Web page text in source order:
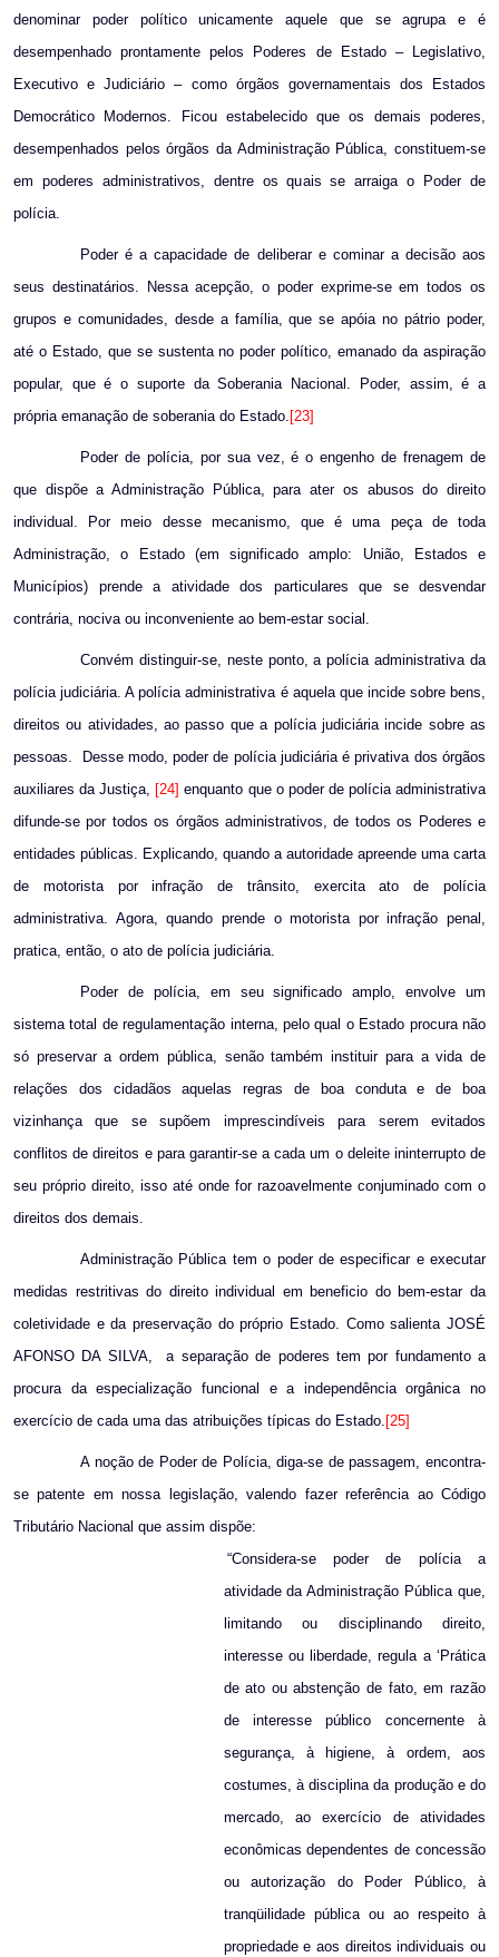
denominar poder político unicamente aquele que se agrupa e é
desempenhado prontamente pelos Poderes de Estado – Legislativo,
Executivo e Judiciário – como órgãos governamentais dos Estados
Democrático Modernos. Ficou estabelecido que os demais poderes,
desempenhados pelos órgãos da Administração Pública, constituem-se
em poderes administrativos, dentre os quais se arraiga o Poder de
polícia.
Poder é a capacidade de deliberar e cominar a decisão aos
seus destinatários. Nessa acepção, o poder exprime-se em todos os
grupos e comunidades, desde a família, que se apóia no pátrio poder,
até o Estado, que se sustenta no poder político, emanado da aspiração
popular, que é o suporte da Soberania Nacional. Poder, assim, é a
própria emanação de soberania do Estado. [23]
Poder de polícia, por sua vez, é o engenho de frenagem de
que dispõe a Administração Pública, para ater os abusos do direito
individual. Por meio desse mecanismo, que é uma peça de toda
Administração, o Estado (em significado amplo: União, Estados e
Municípios) prende a atividade dos particulares que se desvendar
contrária, nociva ou inconveniente ao bem-estar social.
Convém distinguir-se, neste ponto, a polícia administrativa da
polícia judiciária. A polícia administrativa é aquela que incide sobre bens,
direitos ou atividades, ao passo que a polícia judiciária incide sobre as
pessoas.
Desse modo, poder de polícia judiciária é privativa dos órgãos
auxiliares da Justiça, [24] enquanto que o poder de polícia administrativa
difunde-se por todos os órgãos administrativos, de todos os Poderes e
entidades públicas. Explicando, quando a autoridade apreende uma carta
de motorista por infração de trânsito, exercita ato de polícia
administrativa. Agora, quando prende o motorista por infração penal,
pratica, então, o ato de polícia judiciária.
Poder de polícia, em seu significado amplo, envolve um
sistema total de regulamentação interna, pelo qual o Estado procura não
só preservar a ordem pública, senão também instituir para a vida de
relações dos cidadãos aquelas regras de boa conduta e de boa
vizinhança que se supõem imprescindíveis para serem evitados
conflitos de direitos e para garantir-se a cada um o deleite ininterrupto de
seu próprio direito, isso até onde for razoavelmente conjuminado com o
direitos dos demais.
Administração Pública tem o poder de especificar e executar
medidas restritivas do direito individual em beneficio do bem-estar da
coletividade e da preservação do próprio Estado. Como salienta JOSÉ
AFONSO DA SILVA,
a separação de poderes tem por fundamento a
procura da especialização funcional e a independência orgânica no
exercício de cada uma das atribuições típicas do Estado. [25]
A noção de Poder de Polícia, diga-se de passagem, encontra-
se patente em nossa legislação, valendo fazer referência ao Código
Tributário Nacional que assim dispõe:
“Considera-se poder de polícia a
atividade da Administração Pública que,
limitando ou disciplinando direito,
interesse ou liberdade, regula a ‘Prática
de ato ou abstenção de fato, em razão
de interesse público concernente à
segurança, à higiene, à ordem, aos
costumes, à disciplina da produção e do
mercado, ao exercício de atividades
econômicas dependentes de concessão
ou autorização do Poder Público, à
tranqüilidade pública ou ao respeito à
propriedade e aos direitos individuais ou